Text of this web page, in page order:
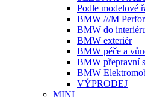
Podle modelové
BMW ///M
BMW do
BMW exteriér
BMW péče a
BMW přepravní
BMW
VÝPRODEJ
MINI